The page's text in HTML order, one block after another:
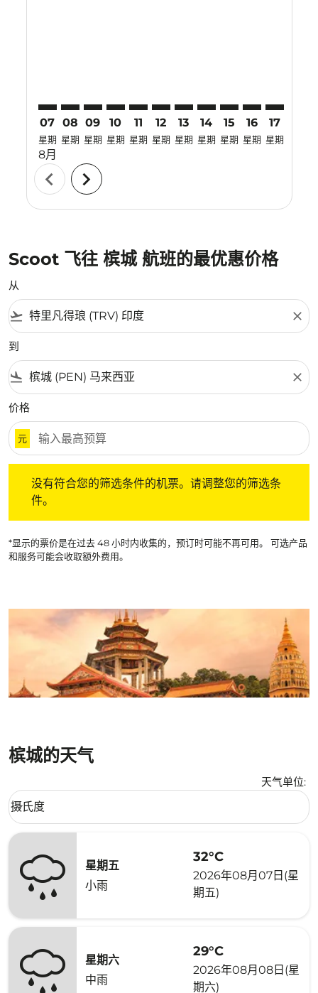
07
星期
8月
08
星期
09
星期
10
星期
11
星期
12
星期
13
星期
14
星期
15
星期
16
星期
17
星期
chevron_left chevron_right
Scoot 飞往 槟城 航班的最优惠价格
从
flight_takeoff close
到
flight_land close
价格
元
没有符合您的筛选条件的机票。请调整您的筛选条
件。
*显示的票价是在过去 48 小时内收集的，预订时可能不再可用。 可选产品
和服务可能会收取额外费用。
槟城的天气
天气单位:
Weather unit option 摄氏度 Selected
摄氏度
keyboard_arrow_down
星期五
小雨
32°C
2026年08月07日(星
期五)
星期六
中雨
29°C
2026年08月08日(星
期六)